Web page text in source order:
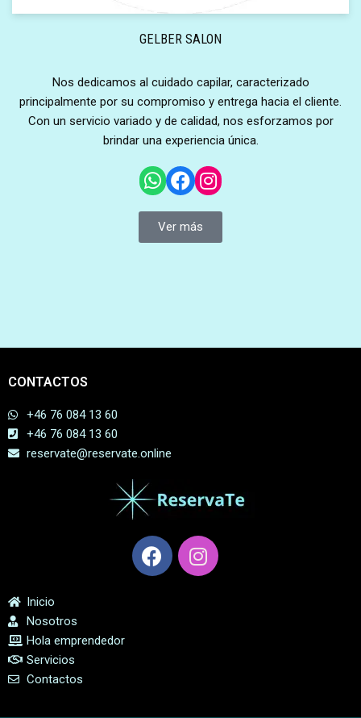
GELBER SALON
Nos dedicamos al cuidado capilar, caracterizado
principalmente por su compromiso y entrega hacia el cliente.
Con un servicio variado y de calidad, nos esforzamos por
brindar una experiencia única.
Ver más
CONTACTOS
+46 76 084 13 60
+46 76 084 13 60
reservate@reservate.online
Inicio
Nosotros
Hola emprendedor
Servicios
Contactos